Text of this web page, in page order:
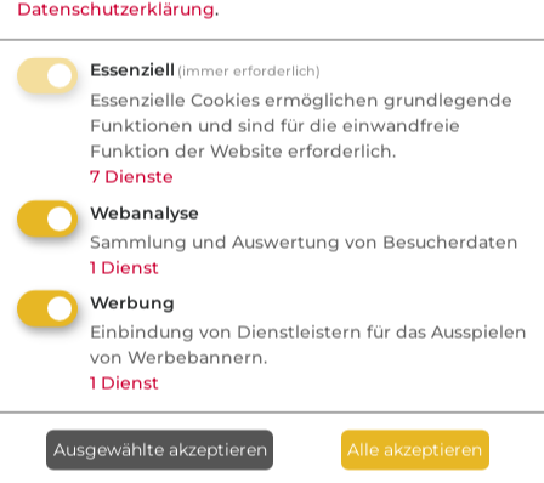
Rechtsanwaltstätigkeit, die in §§ 1 bis 3 BRAO
normiert ist, sowie auf die in den
Risikobeschreibungen zu den Allgemeinen
Versicherungsbedingungen explizit
aufgeführten mitversicherten
Nebentätigkeiten. Sonstige rechtlich zulässige
Nebentätigkeiten fallen nicht unter den
Versicherungsschutz. Wird für solche
Tätigkeiten - z. B. bei der
Wohnungsverwaltung oder der gelegentlichen
Vermittlung von Immobilien -
Versicherungsschutz gewünscht, ist dieser
gesondert zu beantragen.
Datenschutzerklärung.
Essenziell (immer erforderlich)
Essenzielle Cookies ermöglichen grundlegende
Funktionen und sind für die einwandfreie
Funktion der Website erforderlich.
7 Dienste
Webanalyse
Sammlung und Auswertung von Besucherdaten
1 Dienst
Werbung
Einbindung von Dienstleistern für das Ausspielen
von Werbebannern.
1 Dienst
Ausgewählte akzeptieren Alle akzeptieren